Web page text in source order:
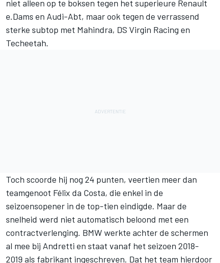
niet alleen op te boksen tegen het superieure Renault
e.Dams en Audi-Abt, maar ook tegen de verrassend
sterke subtop met Mahindra, DS Virgin Racing en
Techeetah.
Toch scoorde hij nog 24 punten, veertien meer dan
teamgenoot Félix da Costa, die enkel in de
seizoensopener in de top-tien eindigde. Maar de
snelheid werd niet automatisch beloond met een
contractverlenging. BMW werkte achter de schermen
al mee bij Andretti en staat vanaf het seizoen 2018-
2019 als fabrikant ingeschreven. Dat het team hierdoor